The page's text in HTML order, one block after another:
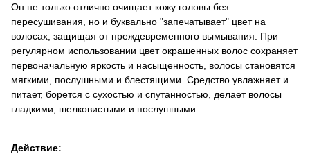
Он не только отлично очищает кожу головы без
пересушивания, но и буквально "запечатывает" цвет на
волосах, защищая от преждевременного вымывания. При
регулярном использовании цвет окрашенных волос сохраняет
первоначальную яркость и насыщенность, волосы становятся
мягкими, послушными и блестящими. Средство увлажняет и
питает, борется с сухостью и спутанностью, делает волосы
гладкими, шелковистыми и послушными.
Действие: